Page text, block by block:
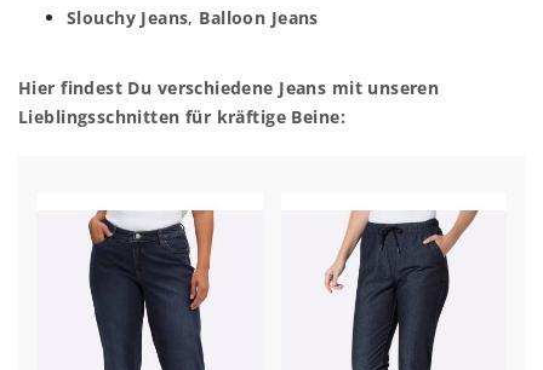
Slouchy Jeans, Balloon Jeans
Hier findest Du verschiedene Jeans mit unseren
Lieblingsschnitten für kräftige Beine: